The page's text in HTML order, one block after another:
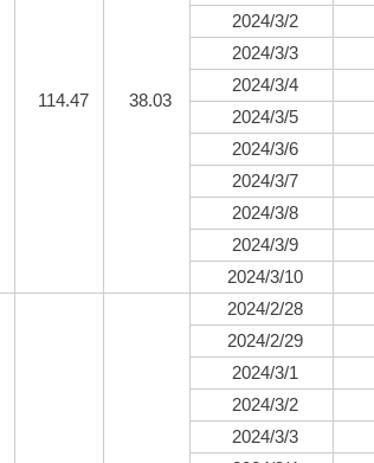
114.47 38.03
2024/3/2
2024/3/3
2024/3/4
2024/3/5
2024/3/6
2024/3/7
2024/3/8
2024/3/9
2024/3/10
2024/2/28
2024/2/29
2024/3/1
2024/3/2
2024/3/3